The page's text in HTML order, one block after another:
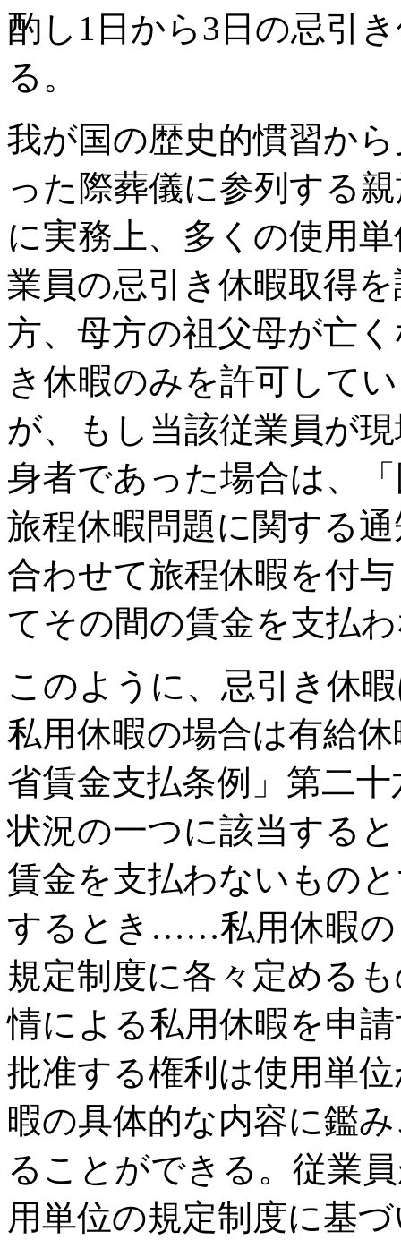
酌し1日から3日の忌引
る。
我が国の歴史的慣習か
った際葬儀に参列する
に実務上、多くの使用
業員の忌引き休暇取得
方、母方の祖父母が亡
き休暇のみを許可して
が、もし当該従業員が
身者であった場合は、
旅程休暇問題に関する
合わせて旅程休暇を付
てその間の賃金を支払
このように、忌引き休
私用休暇の場合は有給
省賃金支払条例」第二
状況の一つに該当する
賃金を支払わないもの
するとき……私用休暇の
規定制度に各々定める
情による私用休暇を申
批准する権利は使用単
暇の具体的な内容に鑑
ることができる。従業
用単位の規定制度に基